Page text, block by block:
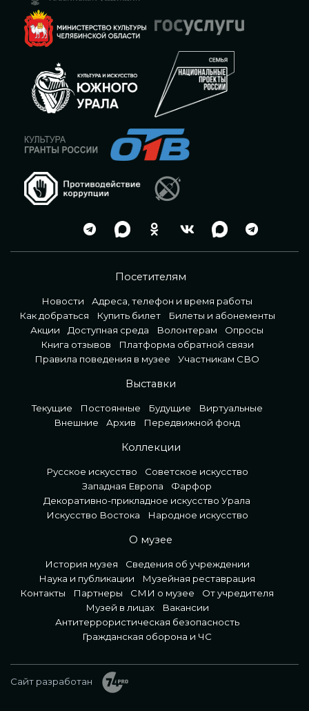
Посетителям
Новости
Адреса, телефон и время работы
Как добраться
Купить билет
Билеты и абонементы
Акции
Доступная среда Волонтерам
Опросы
Книга отзывов
Платформа обратной связи
Правила поведения в музее
Участникам СВО
Выставки
Текущие Постоянные Будущие
Виртуальные
Внешние
Архив Передвижной фонд
Коллекции
Русское искусство
Советское искусство
Западная Европа
Фарфор
Декоративно-прикладное искусство Урала
Искусство Востока
Народное искусство
О музее
История музея
Сведения об учреждении
Наука и публикации
Музейная реставрация
Контакты
Партнеры СМИ о музее
От учредителя
Музей в лицах
Вакансии
Антитеррористическая безопасность
Гражданская оборона и ЧС
Сайт разработан